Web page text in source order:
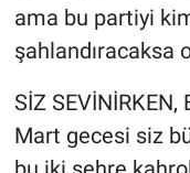
ama bu partiyi
şahlandıracaksa
SİZ SEVİNİRKEN,
Mart gecesi siz